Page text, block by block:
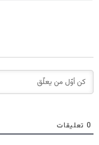
0 تعليقات